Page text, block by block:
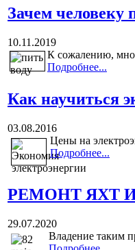
Зачем человеку
10.11.2019
К сожалению,
Подробнее...
Как научиться
03.08.2016
Цены на
Подробнее...
РЕМОНТ ЯХТ
29.07.2020
Владение таким